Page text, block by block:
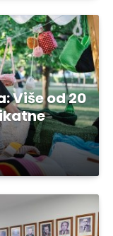
Više od 20